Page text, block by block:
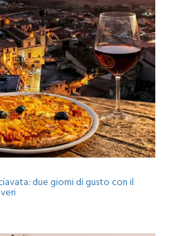
due giorni di gusto con il